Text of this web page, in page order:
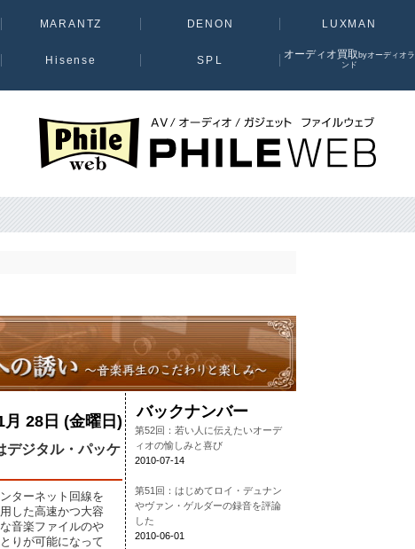
MARANTZ DENON LUXMAN
Hisense SPL オーディオ買取 byオーディオラ
ンド
PHILE WEB｜AV/オーディオ/ガジェット
月 28日 (金曜日)
デジタル・パッケ
ターネット回線を
した高速かつ大容
音楽ファイルのや
りが可能になって
バックナンバー
第52回：若い人に伝えたいオーデ
ィオの愉しみと喜び
2010-07-14
第51回：はじめてロイ・デュナン
やヴァン・ゲルダーの録音を評論
した
2010-06-01